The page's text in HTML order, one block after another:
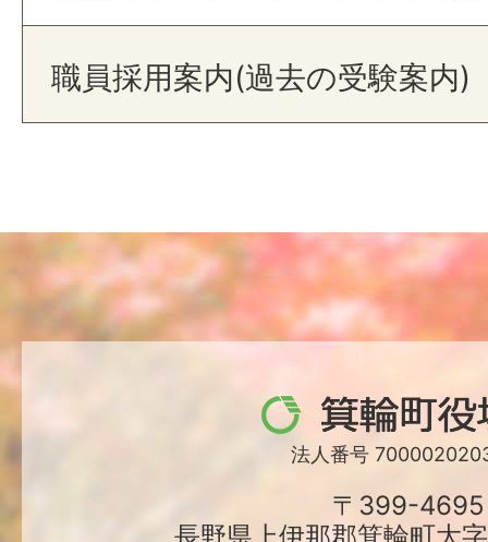
職員採用案内(過去の受験案内)
箕
輪法人番号
〒399-4695